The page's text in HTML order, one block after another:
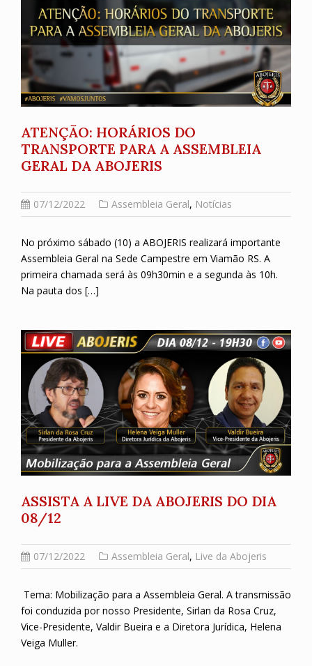
ATENÇÃO: HORÁRIOS DO
TRANSPORTE PARA A ASSEMBLEIA
GERAL DA ABOJERIS
07/12/2022 Assembleia Geral, Notícias
No próximo sábado (10) a ABOJERIS realizará importante
Assembleia Geral na Sede Campestre em Viamão RS. A
primeira chamada será às 09h30min e a segunda às 10h.
Na pauta dos […]
ASSISTA A LIVE DA ABOJERIS DO DIA
08/12
07/12/2022 Assembleia Geral, Live da Abojeris
Tema: Mobilização para a Assembleia Geral. A transmissão
foi conduzida por nosso Presidente, Sirlan da Rosa Cruz,
Vice-Presidente, Valdir Bueira e a Diretora Jurídica, Helena
Veiga Muller.